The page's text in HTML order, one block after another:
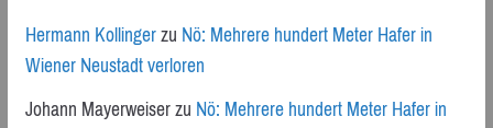
Hermann KollingerzuNö: Mehrere hundert Meter Hafer in
Wiener Neustadt verloren
Johann MayerweiserzuNö: Mehrere hundert Meter Hafer in